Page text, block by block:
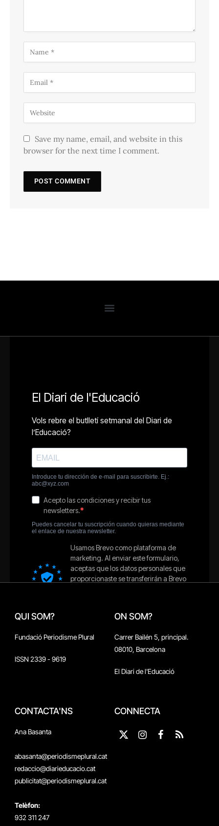
Save my name, email, and website in this
browser for the next time I comment.
QUI SOM?
Fundació Periodisme Plural
ISSN 2339 - 9619
ON SOM?
Carrer Bailén 5, principal.
08010, Barcelona
El Diari de l'Educació
CONTACTA'NS
Ana Basanta
abasanta@periodismeplural.cat
redaccio@diarieducacio.cat
publicitat@periodismeplural.cat
Telèfon:
932 311 247
CONNECTA
X
Instagram
Facebook
RSS